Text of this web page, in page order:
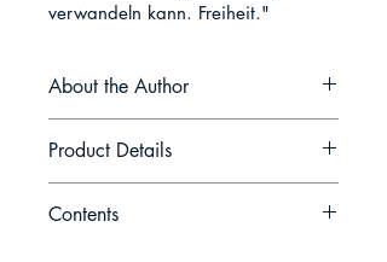
verwandeln kann. Freiheit."
About the Author
Finanzstratege und Enthusiast der
Verhaltensökonomie, der für seinen
sachlichen Ansatz in der
Product Details
Language: German
Contents